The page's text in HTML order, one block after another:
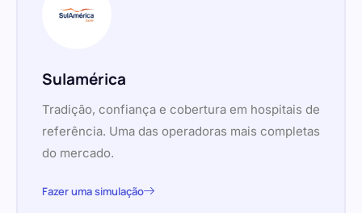
Sulamérica
Tradição, confiança e cobertura em hospitais de
referência. Uma das operadoras mais completas
do mercado.
Fazer uma simulação